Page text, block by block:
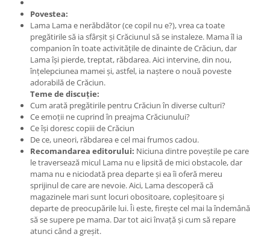
Povestea:
Lama Lama e nerăbdător (ce copil nu e?), vrea ca toate
pregătirile să ia sfârșit și Crăciunul să se instaleze. Mama îl ia
companion în toate activitățile de dinainte de Crăciun, dar
Lama își pierde, treptat, răbdarea. Aici intervine, din nou,
înțelepciunea mamei și, astfel, ia naștere o nouă poveste
adorabilă de Crăciun.
Teme de discuție:
Cum arată pregătirile pentru Crăciun în diverse culturi?
Ce emoții ne cuprind în preajma Crăciunului?
Ce își doresc copiii de Crăciun
De ce, uneori, răbdarea e cel mai frumos cadou.
Recomandarea editorului: Niciuna dintre poveștile pe care
le traversează micul Lama nu e lipsită de mici obstacole, dar
mama nu e niciodată prea departe și ea îi oferă mereu
sprijinul de care are nevoie. Aici, Lama descoperă că
magazinele mari sunt locuri obositoare, copleșitoare și
departe de preocupările lui. Îi este, firește cel mai la îndemână
să se supere pe mama. Dar tot aici învață și cum să repare
atunci când a greșit.